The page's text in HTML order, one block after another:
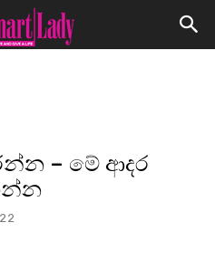
– මේ ආදර